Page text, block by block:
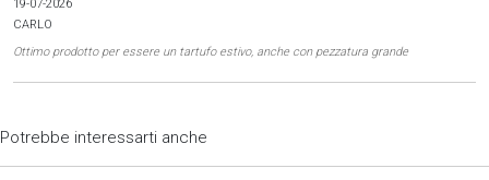
anche con pezzatura grande
Ottimo servizio, spedizione perfetta!
Potrebbe interessarti anche